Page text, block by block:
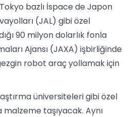
bazlı İspace de Japon
(JAL) gibi özel
90 milyon dolarlık fonla
Ajansı (JAXA) işbirliğinde
robot araç yollamak için
üniversiteleri gibi özel
taşıyacak. Aynı